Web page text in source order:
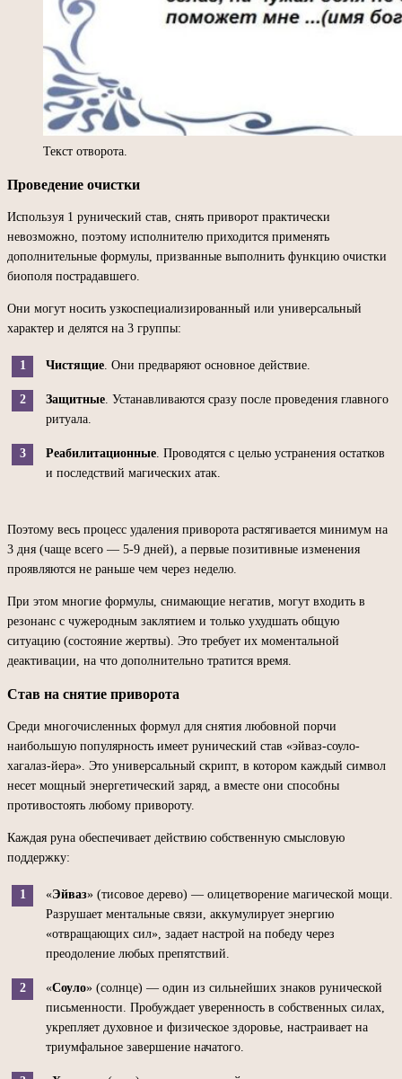
Текст отворота.
Проведение очистки
Используя 1 рунический став, снять приворот практически
невозможно, поэтому исполнителю приходится применять
дополнительные формулы, призванные выполнить функцию очистки
биополя пострадавшего.
Они могут носить узкоспециализированный или универсальный
характер и делятся на 3 группы:
Чистящие. Они предваряют основное действие.
Защитные. Устанавливаются сразу после проведения главного
ритуала.
Реабилитационные. Проводятся с целью устранения остатков
и последствий магических атак.
Поэтому весь процесс удаления приворота растягивается минимум на
3 дня (чаще всего — 5-9 дней), а первые позитивные изменения
проявляются не раньше чем через неделю.
При этом многие формулы, снимающие негатив, могут входить в
резонанс с чужеродным заклятием и только ухудшать общую
ситуацию (состояние жертвы). Это требует их моментальной
деактивации, на что дополнительно тратится время.
Став на снятие приворота
Среди многочисленных формул для снятия любовной порчи
наибольшую популярность имеет рунический став «эйваз-соуло-
хагалаз-йера». Это универсальный скрипт, в котором каждый символ
несет мощный энергетический заряд, а вместе они способны
противостоять любому привороту.
Каждая руна обеспечивает действию собственную смысловую
поддержку:
«Эйваз» (тисовое дерево) — олицетворение магической мощи.
Разрушает ментальные связи, аккумулирует энергию
«отвращающих сил», задает настрой на победу через
преодоление любых препятствий.
«Соуло» (солнце) — один из сильнейших знаков рунической
письменности. Пробуждает уверенность в собственных силах,
укрепляет духовное и физическое здоровье, настраивает на
триумфальное завершение начатого.